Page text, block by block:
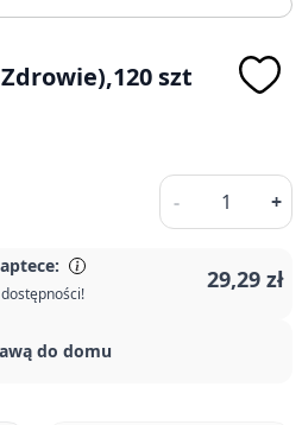
szt
29,29 zł
do domu
-
Ilość
+